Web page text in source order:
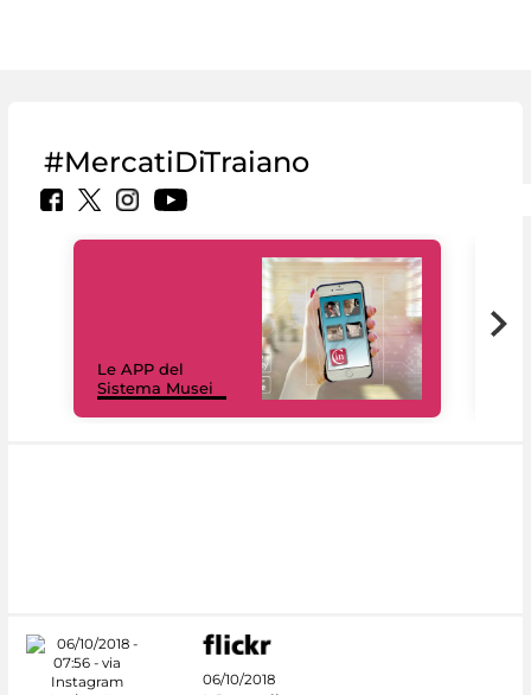
#MercatiDiTraiano
Le APP del
Sistema Musei
06/10/2018